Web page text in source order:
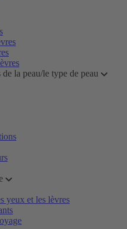
la peau/le type de peau
yeux et les lèvres